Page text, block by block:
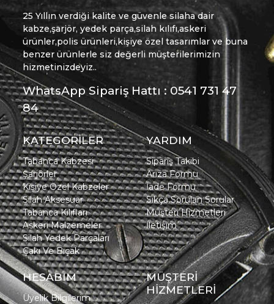
25 Yıllın verdiği kalite ve güvenle silaha dair
kabze,şarjör, yedek parça,silah kılıfı,askeri
ürünler,polis ürünleri,kişiye özel tasarımlar ve buna
benzer ürünlerle siz değerli müşterilerimizin
hizmetinizdeyiz..
WhatsApp Sipariş Hattı : 0541 731 47
84
KATEGORİLER
Tabanca Kabzesi
Şarjörler
Kişiye Özel Kabzeler
Silah Aksesuar
Tabanca Kılıfları
Askeri Malzemeler
Silah Yedek Parçaları
Çakı Ve Bıçak
YARDIM
Sipariş Takibi
Arıza Formu
İade Formu
Sıkça Sorulan Sorular
Müşteri Hizmetleri
İletişim
HESABIM
Üyelik Bilgilerim
MÜŞTERİ
HİZMETLERİ